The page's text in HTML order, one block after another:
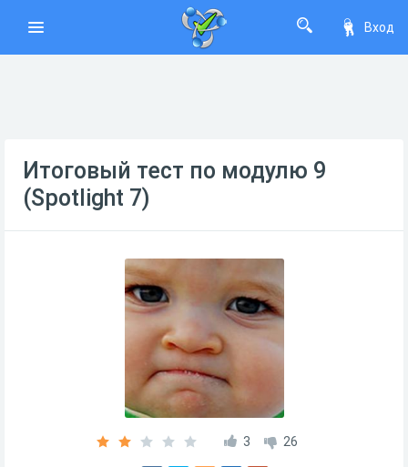
Вход
Итоговый тест по модулю 9
(Spotlight 7)
3 26